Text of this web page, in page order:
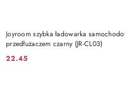
Joyroom szybka ładowarka
przedłużaczem czarny (JR-CL03)
Cena:
22.45